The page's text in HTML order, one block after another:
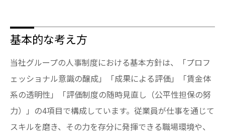
基本的な考え方
当社グループの人事制度における基本方針は、「プロフ
ェッショナル意識の醸成」「成果による評価」「賃金体
系の透明性」「評価制度の随時見直し（公平性担保の努
力）」の4項目で構成しています。従業員が仕事を通じて
スキルを磨き、その力を存分に発揮できる職場環境や、